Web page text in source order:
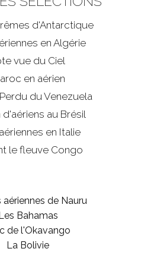
d'Antarctique
en Algérie
vue du Ciel
en aérien
du Venezuela
au Brésil
en Italie
le fleuve Congo
aériennes de Nauru
Les Bahamas
de l'Okavango
La Bolivie